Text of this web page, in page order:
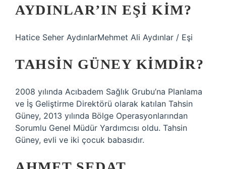
AYDINLAR’IN EŞI KIM?
Hatice Seher AydınlarMehmet Ali Aydınlar / Eşi
TAHSIN GÜNEY KIMDIR?
2008 yılında Acıbadem Sağlık Grubu’na Planlama
ve İş Geliştirme Direktörü olarak katılan Tahsin
Güney, 2013 yılında Bölge Operasyonlarından
Sorumlu Genel Müdür Yardımcısı oldu. Tahsin
Güney, evli ve iki çocuk babasıdır.